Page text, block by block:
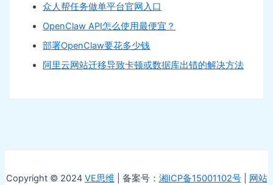
众人帮任务做单平台官网入口
OpenClaw API怎么使用最便宜？
部署OpenClaw要花多少钱
阿里云网站迁移导致卡顿或数据库出错的解决方法
Copyright © 2024 VE思维 | 备案号： 湘ICP备15001102号| 网站